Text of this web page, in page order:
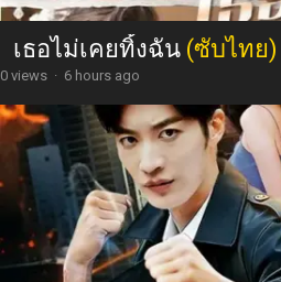
เธอไม่เคยทิ้งฉัน (ซับไทย)
0 views · 6 hours ago